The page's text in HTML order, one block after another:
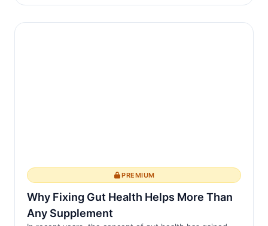
PREMIUM
Why Fixing Gut Health Helps More Than
Any Supplement